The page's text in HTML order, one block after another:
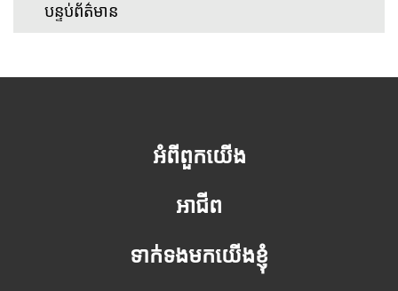
បន្ទប់ព័ត៌មាន
អំពីពួកយើង
អាជីព
ទាក់ទងមកយើងខ្ញុំ